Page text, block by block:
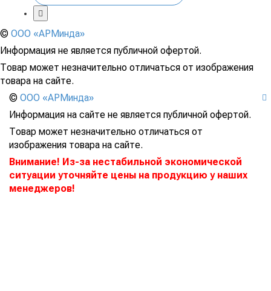
© ООО «АРМинда»
Информация не является публичной офертой.
Товар может незначительно отличаться от изображения
товара на сайте.
© ООО «АРМинда»
Информация на сайте не является публичной офертой.
Товар может незначительно отличаться от
изображения товара на сайте.
Внимание! Из-за нестабильной экономической
ситуации уточняйте цены на продукцию у наших
менеджеров!